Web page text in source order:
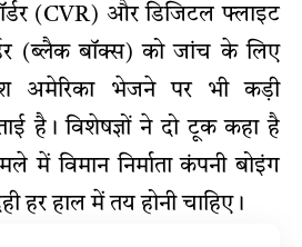
(CVR) और डिजिटल फ्लाइट
(ब्लैक बॉक्स) को जांच के लिए
देश अमेरिका भेजने पर भी कड़ी
है। विशेषज्ञों ने दो टूक कहा है
में विमान निर्माता कंपनी बोइंग
हर हाल में तय होनी चाहिए।